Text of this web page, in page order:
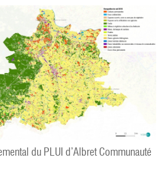
du PLUI d’Albret Communauté